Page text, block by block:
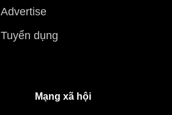
Advertise
Tuyển dụng
Mạng xã hội